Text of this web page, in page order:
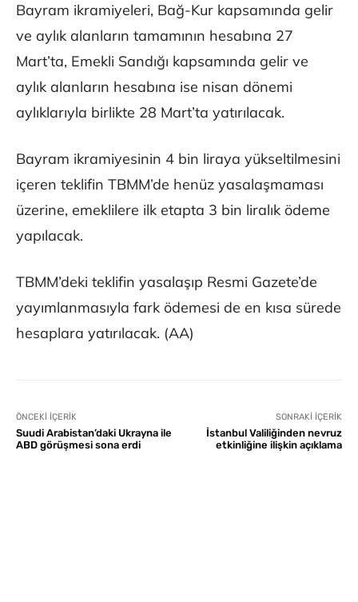
Bayram ikramiyeleri, Bağ-Kur kapsamında gelir
ve aylık alanların tamamının hesabına 27
Mart’ta, Emekli Sandığı kapsamında gelir ve
aylık alanların hesabına ise nisan dönemi
aylıklarıyla birlikte 28 Mart’ta yatırılacak.
Bayram ikramiyesinin 4 bin liraya yükseltilmesini
içeren teklifin TBMM’de henüz yasalaşmaması
üzerine, emeklilere ilk etapta 3 bin liralık ödeme
yapılacak.
TBMM’deki teklifin yasalaşıp Resmi Gazete’de
yayımlanmasıyla fark ödemesi de en kısa sürede
hesaplara yatırılacak. (AA)
ÖNCEKI İÇERIK
Suudi Arabistan’daki Ukrayna ile
ABD görüşmesi sona erdi
SONRAKI İÇERIK
İstanbul Valiliğinden nevruz
etkinliğine ilişkin açıklama